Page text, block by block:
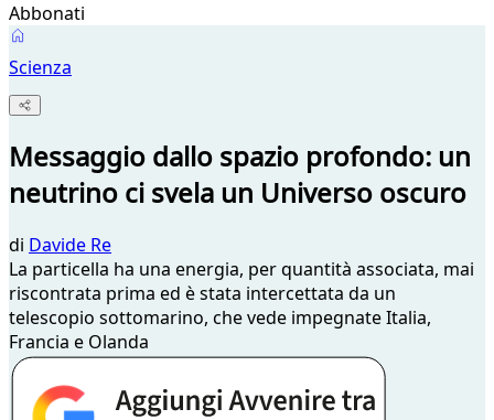
Abbonati
Scienza
Messaggio dallo spazio profondo: un
neutrino ci svela un Universo oscuro
di Davide Re
La particella ha una energia, per quantità associata, mai
riscontrata prima ed è stata intercettata da un
telescopio sottomarino, che vede impegnate Italia,
Francia e Olanda